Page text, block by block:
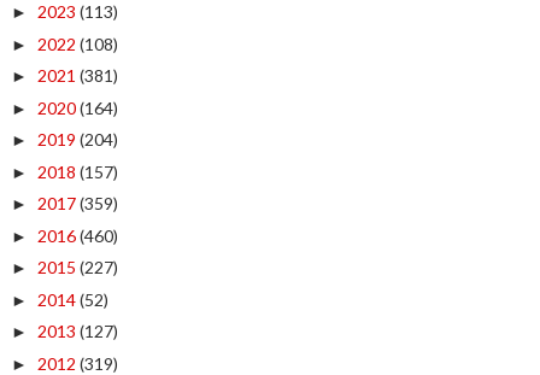
► 2023 (113)
► 2022 (108)
► 2021 (381)
► 2020(164)
► 2019 (204)
► 2018 (157)
► 2017(359)
► 2016(460)
► 2015 (227)
► 2014(52)
► 2013 (127)
► 2012 (319)